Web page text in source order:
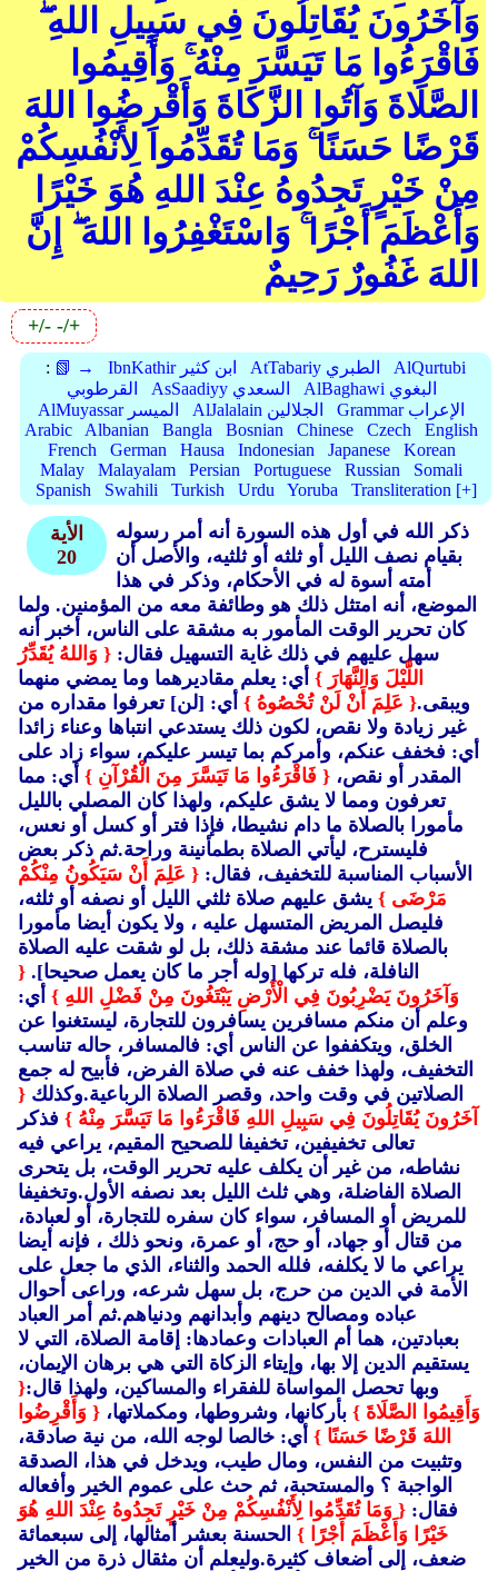
وَآخَرُونَ يُقَاتِلُونَ فِي سَبِيلِ اللهِ ۖ
فَاقْرَءُوا مَا تَيَسَّرَ مِنْهُ ۚ وَأَقِيمُوا
الصَّلَاةَ وَآتُوا الزَّكَاةَ وَأَقْرِضُوا اللهَ
قَرْضًا حَسَنًا ۚ وَمَا تُقَدِّمُوا لِأَنْفُسِكُمْ
مِنْ خَيْرٍ تَجِدُوهُ عِنْدَ اللهِ هُوَ خَيْرًا
وَأَعْظَمَ أَجْرًا ۚ وَاسْتَغْفِرُوا اللهَ ۖ إِنَّ
اللهَ غَفُورٌ رَحِيمٌ
+/- -/+
: 📗 → IbnKathir ابن كثير AtTabariy الطبري
AlQurtubi
القرطوبي
AsSaadiyy السعدي
AlBaghawi البغوي
AlMuyassar الميسر
AlJalalain الجلالين
Grammar الإعراب
Arabic
Albanian Bangla Bosnian Chinese Czech
English
French
German Hausa Indonesian Japanese
Korean
Malay
Malayalam Persian Portuguese Russian
Somali
Spanish
Swahili Turkish Urdu Yoruba Transliteration [+]
الأية
20
ذكر الله في أول هذه السورة أنه أمر رسوله
بقيام نصف الليل أو ثلثه أو ثلثيه، والأصل أن
أمته أسوة له في الأحكام، وذكر في هذا
الموضع، أنه امتثل ذلك هو وطائفة معه من المؤمنين. ولما
كان تحرير الوقت المأمور به مشقة على الناس، أخبر أنه
سهل عليهم في ذلك غاية التسهيل فقال: { وَاللهُ يُقَدِّرُ
اللَّيْلَ وَالنَّهَارَ } أي: يعلم مقاديرهما وما يمضي منهما
ويبقى.{ عَلِمَ أَنْ لَنْ تُحْصُوهُ } أي: [لن] تعرفوا مقداره من
غير زيادة ولا نقص، لكون ذلك يستدعي انتباها وعناء زائدا
أي: فخفف عنكم، وأمركم بما تيسر عليكم، سواء زاد على
المقدر أو نقص، { فَاقْرَءُوا مَا تَيَسَّرَ مِنَ الْقُرْآنِ } أي: مما
تعرفون ومما لا يشق عليكم، ولهذا كان المصلي بالليل
مأمورا بالصلاة ما دام نشيطا، فإذا فتر أو كسل أو نعس،
فليسترح، ليأتي الصلاة بطمأنينة وراحة.ثم ذكر بعض
الأسباب المناسبة للتخفيف، فقال: { عَلِمَ أَنْ سَيَكُونُ مِنْكُمْ
مَرْضَى } يشق عليهم صلاة ثلثي الليل أو نصفه أو ثلثه،
فليصل المريض المتسهل عليه ، ولا يكون أيضا مأمورا
بالصلاة قائما عند مشقة ذلك، بل لو شقت عليه الصلاة
النافلة، فله تركها [وله أجر ما كان يعمل صحيحا]. {
وَآخَرُونَ يَضْرِبُونَ فِي الْأَرْضِ يَبْتَغُونَ مِنْ فَضْلِ اللهِ } أي:
وعلم أن منكم مسافرين يسافرون للتجارة، ليستغنوا عن
الخلق، ويتكففوا عن الناس أي: فالمسافر، حاله تناسب
التخفيف، ولهذا خفف عنه في صلاة الفرض، فأبيح له جمع
الصلاتين في وقت واحد، وقصر الصلاة الرباعية.وكذلك {
آخَرُونَ يُقَاتِلُونَ فِي سَبِيلِ اللهِ فَاقْرَءُوا مَا تَيَسَّرَ مِنْهُ } فذكر
تعالى تخفيفين، تخفيفا للصحيح المقيم، يراعي فيه
نشاطه، من غير أن يكلف عليه تحرير الوقت، بل يتحرى
الصلاة الفاضلة، وهي ثلث الليل بعد نصفه الأول.وتخفيفا
للمريض أو المسافر، سواء كان سفره للتجارة، أو لعبادة،
من قتال أو جهاد، أو حج، أو عمرة، ونحو ذلك ، فإنه أيضا
يراعي ما لا يكلفه، فلله الحمد والثناء، الذي ما جعل على
الأمة في الدين من حرج، بل سهل شرعه، وراعى أحوال
عباده ومصالح دينهم وأبدانهم ودنياهم.ثم أمر العباد
بعبادتين، هما أم العبادات وعمادها: إقامة الصلاة، التي لا
يستقيم الدين إلا بها، وإيتاء الزكاة التي هي برهان الإيمان،
وبها تحصل المواساة للفقراء والمساكين، ولهذا قال:{
وَأَقِيمُوا الصَّلَاةَ } بأركانها، وشروطها، ومكملاتها، { وَأَقْرِضُوا
اللهَ قَرْضًا حَسَنًا } أي: خالصا لوجه الله، من نية صادقة،
وتثبيت من النفس، ومال طيب، ويدخل في هذا، الصدقة
الواجبة ؟ والمستحبة، ثم حث على عموم الخير وأفعاله
فقال: { وَمَا تُقَدِّمُوا لِأَنْفُسِكُمْ مِنْ خَيْرٍ تَجِدُوهُ عِنْدَ اللهِ هُوَ
خَيْرًا وَأَعْظَمَ أَجْرًا } الحسنة بعشر أمثالها، إلى سبعمائة
ضعف، إلى أضعاف كثيرة.وليعلم أن مثقال ذرة من الخير